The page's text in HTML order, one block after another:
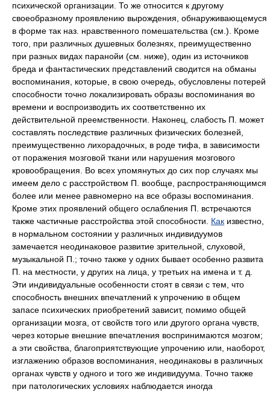
психической организации. То же относится к другому
своеобразному проявлению вырождения, обнаруживающемуся
в форме так наз. нравственного помешательства (см.). Кроме
того, при различных душевных болезнях, преимущественно
при разных видах паранойи (см. ниже), один из источников
бреда и фантастических представлений сводится на обманы
воспоминания, которые, в свою очередь, обусловлены потерей
способности точно локализировать образы воспоминания во
времени и воспроизводить их соответственно их
действительной преемственности. Наконец, слабость П. может
составлять последствие различных физических болезней,
преимущественно лихорадочных, в роде тифа, в зависимости
от поражения мозговой ткани или нарушения мозгового
кровообращения. Во всех упомянутых до сих пор случаях мы
имеем дело с расстройством П. вообще, распространяющимся
более или менее равномерно на все образы воспоминания.
Кроме этих проявлений общего ослабления П. встречаются
также частичные расстройства этой способности. Как известно,
в нормальном состоянии у различных индивидуумов
замечается неодинаковое развитие зрительной, слуховой,
музыкальной П.; точно также у одних бывает особенно развита
П. на местности, у других на лица, у третьих на имена и т. д.
Эти индивидуальные особенности стоят в связи с тем, что
способность внешних впечатлений к упрочению в общем
запасе психических приобретений зависит, помимо общей
организации мозга, от свойств того или другого органа чувств,
через которые внешние впечатления воспринимаются мозгом;
а эти свойства, благоприятствующие упрочению или, наоборот,
изглажению образов воспоминания, неодинаковы в различных
органах чувств у одного и того же индивидуума. Точно также
при патологических условиях наблюдается иногда